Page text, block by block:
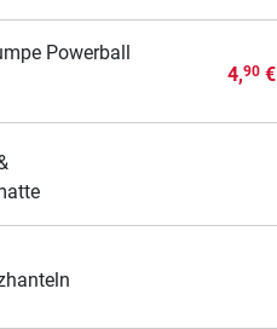
Powerball
4,90€